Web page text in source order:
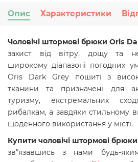
Опис Характеристики
Чоловічі штормові брюки Oris
захист від вітру, дощу та
широкому діапазоні погодних
Oris Dark Grey пошиті з
тканини та призначені для
туризму, екстремальних
рибалкам, а завдяки стильному
щоденного використання у місті.
Купити чоловічі штормові
зв"язавшись з нами будь-